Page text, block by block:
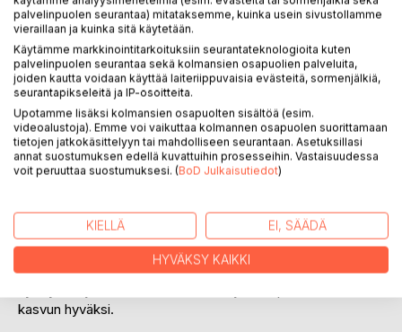
kasvaa edelleen. Puu on nykypolttoaineista puhtain: siitä ei
tule ikuisia jätteistä, siitä ei tule happosateiksi muuntuvia
rikkipäästöjä, eikä siitä tule ilmakehää tukahduttavaa,
haitallista hiilidioksidia.
Metsätalouteemme on syntynyt uusi ulottuvuus,
energiametsätalous. Se luo etenkin perhemetsätalouteen
uutta, tuoretta tuotantoa ja tuoretta työtä.
Kansantaloutemme säästää valuuttaa.
vuosikymmenellä, että maamme metsävaroissa oli piilevää
energiaa. Eikä siitä otettu käyttöön kuin murto-osa.
Esimerkiksi kasvatusmetsien ensimmäisen harvennuksen
puu on vielä lähes koskematon energian lisäreservi. Se tulisi
kasvun hyväksi.
palvelinpuolen seurantaa) mitataksemme, kuinka usein sivustollamme
vieraillaan ja kuinka sitä käytetään.
Käytämme markkinointitarkoituksiin seurantateknologioita kuten
palvelinpuolen seurantaa sekä kolmansien osapuolien palveluita,
joiden kautta voidaan käyttää laiteriippuvaisia evästeitä, sormenjälkiä,
seurantapikseleitä ja IP-osoitteita.
Upotamme lisäksi kolmansien osapuolten sisältöä (esim.
videoalustoja). Emme voi vaikuttaa kolmannen osapuolen suorittamaan
tietojen jatkokäsittelyyn tai mahdolliseen seurantaan. Asetuksillasi
annat suostumuksen edellä kuvattuihin prosesseihin. Vastaisuudessa
voit peruuttaa suostumuksesi. (BoD Julkaisutiedot)
KIELLÄ EI, SÄÄDÄ
HYVÄKSY KAIKKI